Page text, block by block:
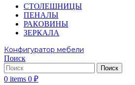
СТОЛЕШНИЦЫ
ПЕНАЛЫ
РАКОВИНЫ
ЗЕРКАЛА
Конфигуратор мебели
Поиск
Поиск
0 items 0 ₽